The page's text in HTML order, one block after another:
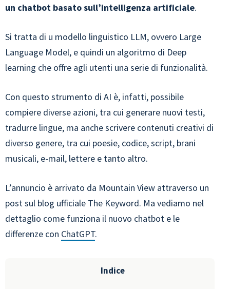
un chatbot basato sull’intelligenza artificiale.
Si tratta di u modello linguistico LLM, ovvero Large
Language Model, e quindi un algoritmo di Deep
learning che offre agli utenti una serie di funzionalità.
Con questo strumento di AI è, infatti, possibile
compiere diverse azioni, tra cui generare nuovi testi,
tradurre lingue, ma anche scrivere contenuti creativi di
diverso genere, tra cui poesie, codice, script, brani
musicali, e-mail, lettere e tanto altro.
L’annuncio è arrivato da Mountain View attraverso un
post sul blog ufficiale The Keyword. Ma vediamo nel
dettaglio come funziona il nuovo chatbot e le
differenze con ChatGPT.
Indice